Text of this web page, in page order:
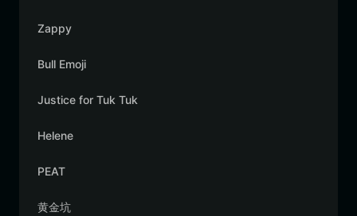
Zappy
Bull Emoji
Justice for Tuk Tuk
Helene
PEAT
黄金坑